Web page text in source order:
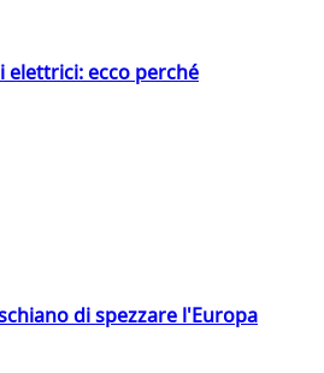
elettrici: ecco perché
di spezzare l'Europa